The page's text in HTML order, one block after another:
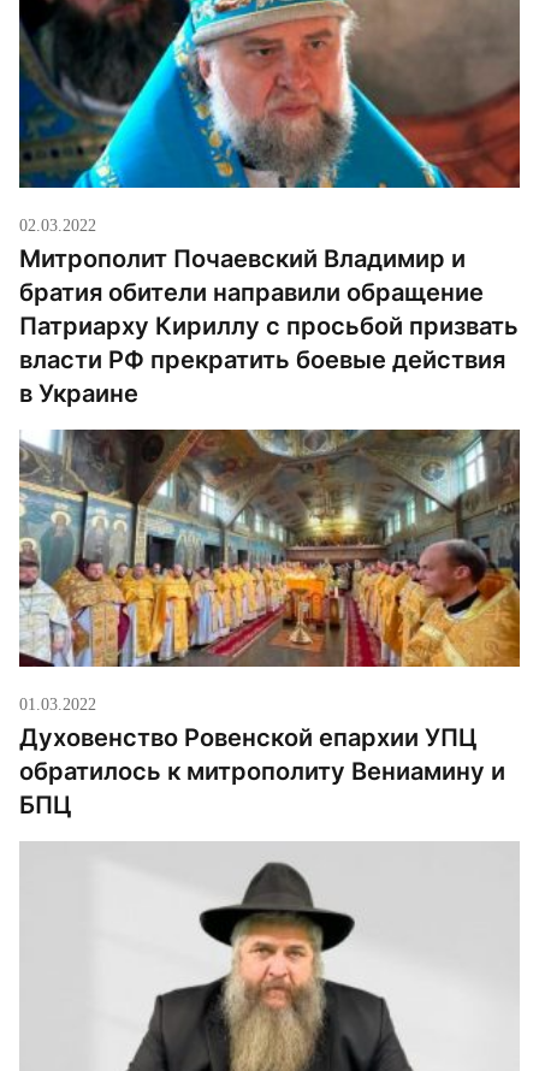
02.03.2022
Митрополит Почаевский Владимир и
братия обители направили обращение
Патриарху Кириллу с просьбой призвать
власти РФ прекратить боевые действия
в Украине
01.03.2022
Духовенство Ровенской епархии УПЦ
обратилось к митрополиту Вениамину и
БПЦ